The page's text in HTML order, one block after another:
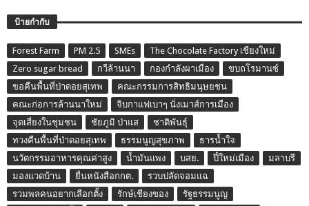
ป้ายกำกับ
Forest Farm PM 2.5 SMEs
The Chocolate Factory เชียงใหม่
Zero sugar bread
กวีล้านนา กองกำลังผาเมือง
ขบถโรมานซ์
ขอคืนพื้นที่ป่าดอยสุเทพ
คณะกรรมการสิทธิมนุษยชน
คณะก่อการล้านนาใหม่
จิบกาแฟเบาๆ นั่งเมาส์การเมือง
จุดเสี่ยงในชุมชน
ชัยภูมิ ป่าแส
ชาติพันธุ์
ทวงคืนพื้นที่ป่าดอยสุเทพ
ธรรมนูญสุขภาพ
ธารน้ำใจ
นวัตกรรมอาหารคุณค่าสูง
น้ำมันแพง บสย. ปี๋ใหม่เมือง
มลาบรี
มองแวดบ้าน
ยื่นหนังสือกกต.
รวบปลัดจอมแฉ
รวมพลคนอยากเลือกตั้ง
รักษ์เชียงของ รัฐธรรมนูญ